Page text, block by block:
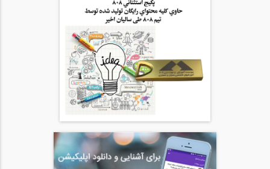
فیلم وبینار شماره ۱: ایران پس از کرونا...
فیلم وبینار شماره ۲: برگزار شده در...
مشاهده فیلم وبینار شماره 3 ایران پس از...